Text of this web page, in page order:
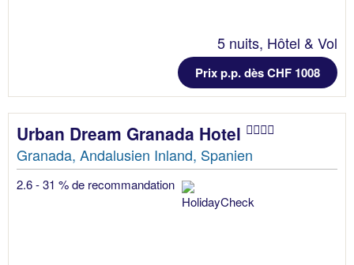
5 nuits, Hôtel & Vol
Prix p.p. dès CHF 1008
Urban Dream Granada Hotel
Granada, Andalusien Inland, Spanien
2.6 - 31 % de recommandation